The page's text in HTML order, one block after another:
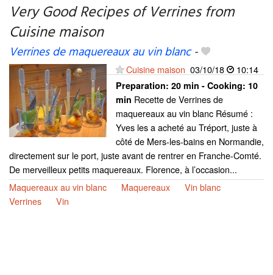
Very Good Recipes of Verrines from
Cuisine maison
Verrines de maquereaux au vin blanc-
Cuisine maison 03/10/18 10:14
Preparation: 20 min - Cooking: 10
min Recette de Verrines de
maquereaux au vin blanc Résumé :
Yves les a acheté au Tréport, juste à
côté de Mers-les-bains en Normandie,
directement sur le port, juste avant de rentrer en Franche-Comté.
De merveilleux petits maquereaux. Florence, à l’occasion...
Maquereaux au vin blanc
Maquereaux
Vin blanc
Verrines
Vin